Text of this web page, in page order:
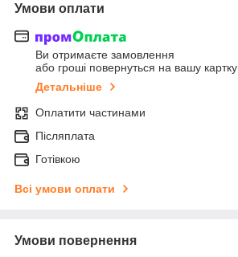
Умови оплати
Ви отримаєте замовлення
або гроші повернуться на вашу картку
Детальніше
Оплатити частинами
Післяплата
Готівкою
Всі умови оплати
Умови повернення